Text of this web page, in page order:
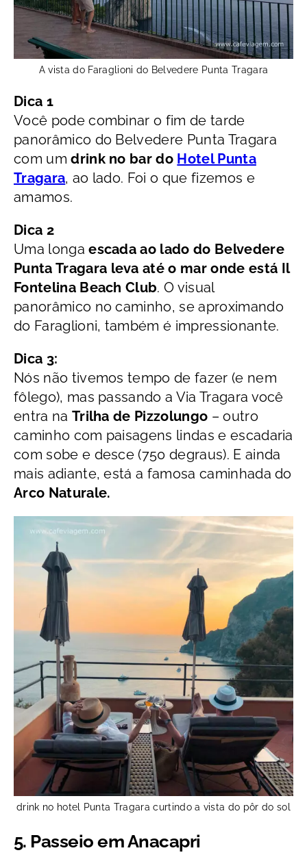
A vista do Faraglioni do Belvedere Punta Tragara
Dica 1
Você pode combinar o fim de tarde
panorâmico do Belvedere Punta Tragara
com umdrink no bar do Hotel Punta
Tragara, ao lado. Foi o que fizemos e
amamos.
Dica 2
Uma longa escada ao lado do Belvedere
Punta Tragara leva até o mar onde está Il
Fontelina Beach Club. O visual
panorâmico no caminho, se aproximando
do Faraglioni, também é impressionante.
Dica 3:
Nós não tivemos tempo de fazer (e nem
fôlego), mas passando a Via Tragara você
entra na Trilha de Pizzolungo – outro
caminho com paisagens lindas e escadaria
com sobe e desce (750 degraus). E ainda
mais adiante, está a famosa caminhada do
Arco Naturale.
drink no hotel Punta Tragara curtindo a vista do pôr do sol
5. Passeio em Anacapri